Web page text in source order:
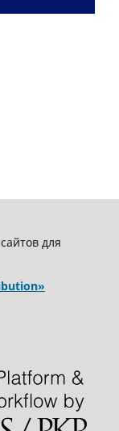
для